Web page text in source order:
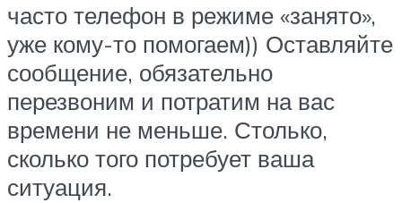
часто телефон в режиме «занято»,
уже кому-то помогаем)) Оставляйте
сообщение, обязательно
перезвоним и потратим на вас
времени не меньше. Столько,
сколько того потребует ваша
ситуация.